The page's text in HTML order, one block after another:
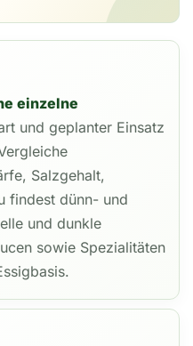
einzelne
und geplanter Einsatz
Salzgehalt,
findest dünn- und
und dunkle
sowie Spezialitäten